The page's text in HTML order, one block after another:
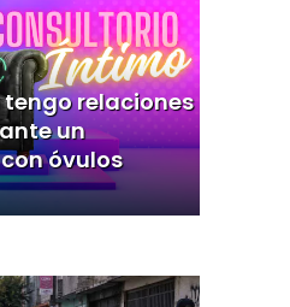
tengo relaciones
un
óvulos